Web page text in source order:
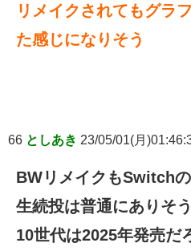
リメイクされてもグラ
た感じになりそう
66 としあき 23/05/01(月
BWリメイクもSwitch
生続投は普通にありそ
10世代は2025年発売だ